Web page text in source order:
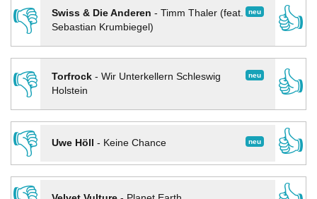
👎
neu
Swiss & Die Anderen - Timm Thaler (feat.
Sebastian Krumbiegel)
👍
👎 neu
Torfrock- Wir Unterkellern Schleswig
Holstein
👍
👎
neu
Uwe Höll - Keine Chance
👍